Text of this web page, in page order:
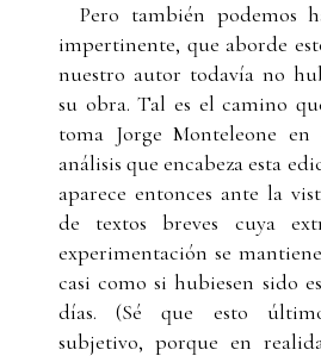
Pero también podemos
impertinente, que aborde
nuestro autor todavía no
su obra. Tal es el camino
toma Jorge Monteleone
análisis que encabeza esta
aparece entonces ante la
de textos breves cuya
experimentación se
casi como si hubiesen sido
días. (Sé que esto
subjetivo, porque en